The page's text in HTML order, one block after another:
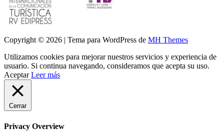
Copyright © 2026 | Tema para WordPress de MH Themes
Utilizamos cookies para mejorar nuestros servicios y experiencia de
usuario. Si continua navegando, consideramos que acepta su uso.
Aceptar Leer más
Cerrar
Privacy Overview